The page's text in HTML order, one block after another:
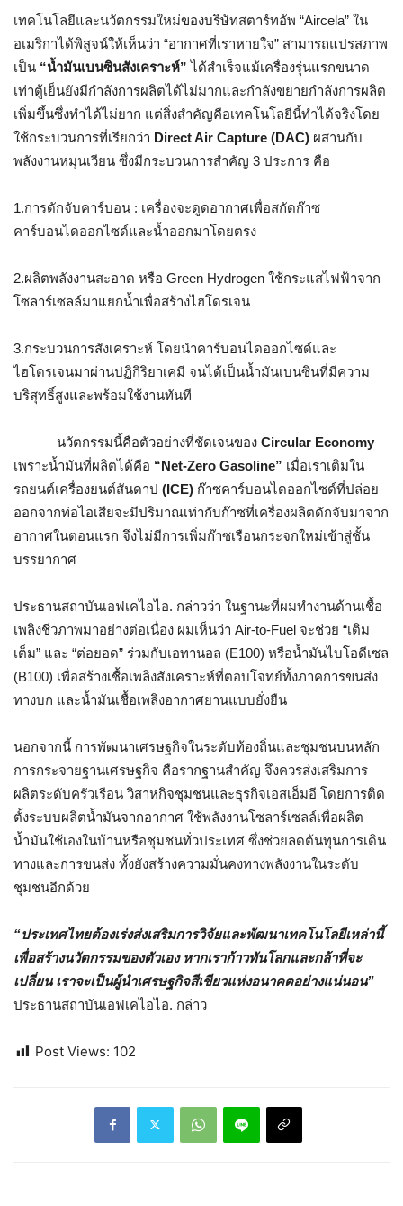
เทคโนโลยีและนวัตกรรมใหม่ของบริษัทสตาร์ทอัพ “Aircela” ใน
อเมริกาได้พิสูจน์ให้เห็นว่า “อากาศที่เราหายใจ” สามารถแปรสภาพ
เป็น “น้ำมันเบนซินสังเคราะห์”ได้สำเร็จแม้เครื่องรุ่นแรกขนาด
เท่าตู้เย็นยังมีกำลังการผลิตได้ไม่มากและกำลังขยายกำลังการผลิต
เพิ่มขึ้นซึ่งทำได้ไม่ยาก แต่สิ่งสำคัญคือเทคโนโลยีนี้ทำได้จริงโดย
ใช้กระบวนการที่เรียกว่า Direct Air Capture (DAC) ผสานกับ
พลังงานหมุนเวียน ซึ่งมีกระบวนการสำคัญ 3 ประการ คือ
1.การดักจับคาร์บอน : เครื่องจะดูดอากาศเพื่อสกัดก๊าซ
คาร์บอนไดออกไซด์และน้ำออกมาโดยตรง
2.ผลิตพลังงานสะอาด หรือ Green Hydrogen ใช้กระแสไฟฟ้าจาก
โซลาร์เซลล์มาแยกน้ำเพื่อสร้างไฮโดรเจน
3.กระบวนการสังเคราะห์ โดยนำคาร์บอนไดออกไซด์และ
ไฮโดรเจนมาผ่านปฏิกิริยาเคมี จนได้เป็นน้ำมันเบนซินที่มีความ
บริสุทธิ์สูงและพร้อมใช้งานทันที
นวัตกรรมนี้คือตัวอย่างที่ชัดเจนของ Circular Economy
เพราะน้ำมันที่ผลิตได้คือ “Net-Zero Gasoline” เมื่อเราเติมใน
รถยนต์เครื่องยนต์สันดาป (ICE) ก๊าซคาร์บอนไดออกไซด์ที่ปล่อย
ออกจากท่อไอเสียจะมีปริมาณเท่ากับก๊าซที่เครื่องผลิตดักจับมาจาก
อากาศในตอนแรก จึงไม่มีการเพิ่มก๊าซเรือนกระจกใหม่เข้าสู่ชั้น
บรรยากาศ
ประธานสถาบันเอฟเคไอไอ. กล่าวว่า ในฐานะที่ผมทำงานด้านเชื้อ
เพลิงชีวภาพมาอย่างต่อเนื่อง ผมเห็นว่า Air-to-Fuel จะช่วย “เติม
เต็ม” และ “ต่อยอด” ร่วมกับเอทานอล (E100) หรือน้ำมันไบโอดีเซล
(B100) เพื่อสร้างเชื้อเพลิงสังเคราะห์ที่ตอบโจทย์ทั้งภาคการขนส่ง
ทางบก และน้ำมันเชื้อเพลิงอากาศยานแบบยั่งยืน
นอกจากนี้ การพัฒนาเศรษฐกิจในระดับท้องถิ่นและชุมชนบนหลัก
การกระจายฐานเศรษฐกิจ คือรากฐานสำคัญ จึงควรส่งเสริมการ
ผลิตระดับครัวเรือน วิสาหกิจชุมชนและธุรกิจเอสเอ็มอี โดยการติด
ตั้งระบบผลิตน้ำมันจากอากาศ ใช้พลังงานโซลาร์เซลล์เพื่อผลิต
น้ำมันใช้เองในบ้านหรือชุมชนทั่วประเทศ ซึ่งช่วยลดต้นทุนการเดิน
ทางและการขนส่ง ทั้งยังสร้างความมั่นคงทางพลังงานในระดับ
ชุมชนอีกด้วย
“ประเทศไทยต้องเร่งส่งเสริมการวิจัยและพัฒนาเทคโนโลยีเหล่านี้
เพื่อสร้างนวัตกรรมของตัวเอง หากเราก้าวทันโลกและกล้าที่จะ
เปลี่ยน เราจะเป็นผู้นำเศรษฐกิจสีเขียวแห่งอนาคตอย่างแน่นอน”
ประธานสถาบันเอฟเคไอไอ. กล่าว
Post Views: 102